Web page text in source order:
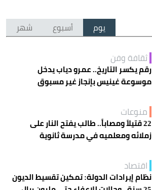
يوم أسبوع شهر
ثقافة وفن
رقم يكسر التاريخ.. عمرو دياب يدخل
موسوعة غينيس بإنجاز غير مسبوق
منوعات
22 قتيلاً ومصاباً.. طالب يفتح النار على
زملائه ومعلميه في مدرسة ثانوية
اقتصاد
نظام إيرادات الدولة: تمكين تقسيط الديون